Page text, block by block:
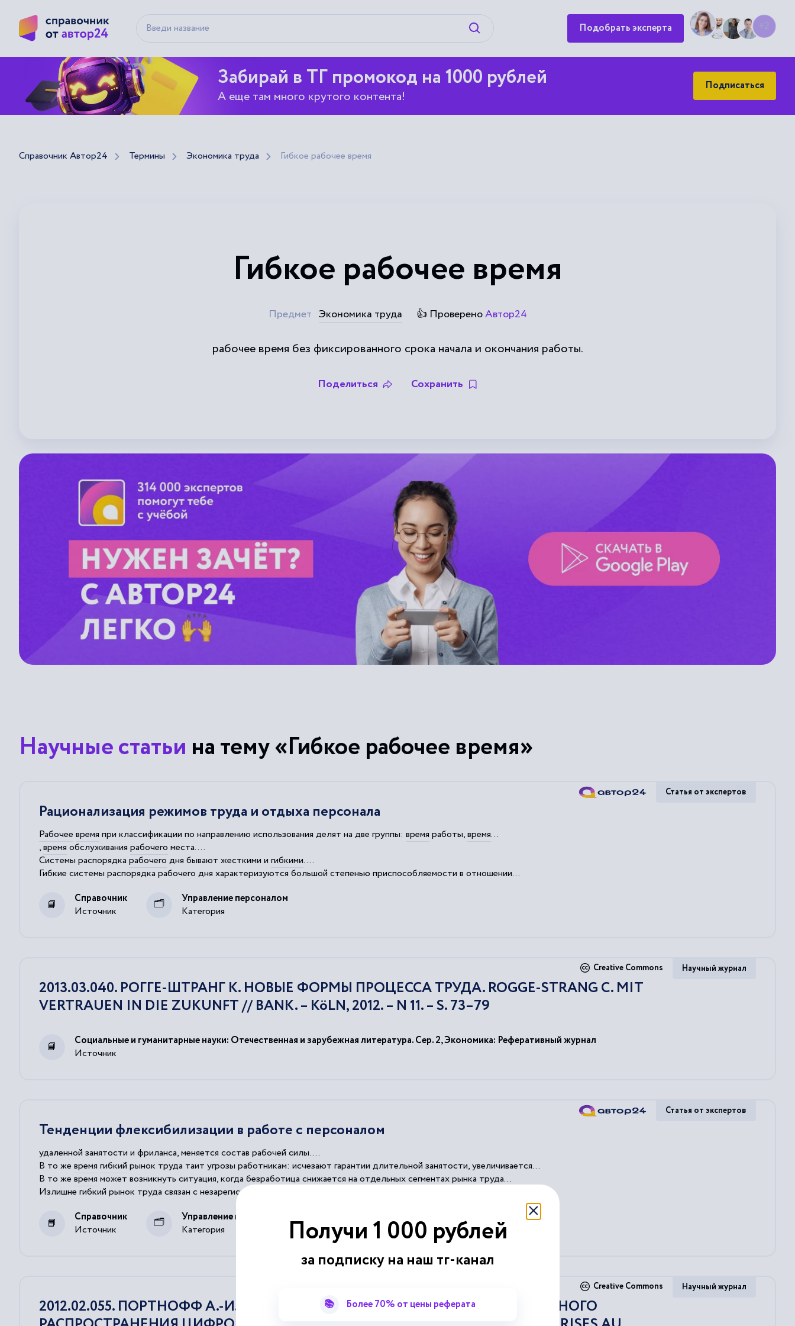
Искать Подобрать эксперта +2
Забирай в ТГ промокод на 1000 рублей
А еще там много крутого контента!
Подписаться
Справочник Автор24 Термины Экономика труда Гибкое рабочее время
Гибкое рабочее время
Предмет Экономика труда 👍 ПровереноАвтор24
рабочее время без фиксированного срока начала и окончания работы.
Поделиться Сохранить
Научные статьи на тему «Гибкое рабочее время»
Рационализация режимов труда и отдыха персонала
Рабочее время при классификации по направлению использования делят на две группы: время работы,время...
,время обслуживания рабочего места....
Системы распорядка рабочего дня бывают жесткими и гибкими....
Гибкие системы распорядка рабочего дня характеризуются большой степенью приспособляемости в отношении...
Источник
Справочник
Категория
Управление персоналом
Статья от экспертов
2013.03.040. РОГГЕ-ШТРАНГ К. НОВЫЕ ФОРМЫ ПРОЦЕССА ТРУДА. ROGGE-STRANG C. MIT
VERTRAUEN IN DIE ZUKUNFT // BANK. – KöLN, 2012. – N 11. – S. 73–79
Источник
Социальные и гуманитарные науки: Отечественная и зарубежная литература. Сер. 2, Экономика: Реферативный журнал
Creative Commons Научный журнал
Тенденции флексибилизации в работе с персоналом
удаленной занятости и фриланса, меняется состав рабочей силы....
В то же время гибкий рынок труда таит угрозы работникам: исчезают гарантии длительной занятости, увеличивается...
В то же время может возникнуть ситуация, когда безработица снижается на отдельных сегментах рынка труда...
Излишне гибкий рынок труда связан с незарегистрированной трудовой миграцией и неформальной экономикой...
Источник
Справочник
Категория
Управление персоналом
Статья от экспертов
2012.02.055. ПОРТНОФФ А.-И. ПРЕДПРИЯТИЯ ПЕРЕД ВЫЗОВОМ ПОВСЕМЕСТНОГО
Creative Commons Научный журнал
Получи 1 000 рублей
за подписку на наш тг-канал
📚 Более 70% от цены реферата